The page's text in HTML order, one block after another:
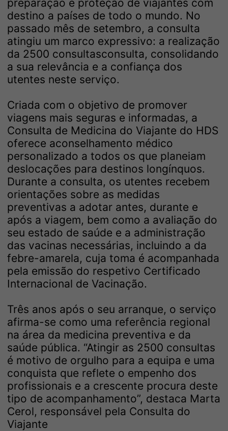
preparação e proteção de viajantes com
destino a países de todo o mundo. No
passado mês de setembro, a consulta
atingiu um marco expressivo: a realização
da 2500 consultasconsulta, consolidando
a sua relevância e a confiança dos
utentes neste serviço.
Criada com o objetivo de promover
viagens mais seguras e informadas, a
Consulta de Medicina do Viajante do HDS
oferece aconselhamento médico
personalizado a todos os que planeiam
deslocações para destinos longínquos.
Durante a consulta, os utentes recebem
orientações sobre as medidas
preventivas a adotar antes, durante e
após a viagem, bem como a avaliação do
seu estado de saúde e a administração
das vacinas necessárias, incluindo a da
febre-amarela, cuja toma é acompanhada
pela emissão do respetivo Certificado
Internacional de Vacinação.
Três anos após o seu arranque, o serviço
afirma-se como uma referência regional
na área da medicina preventiva e da
saúde pública. “Atingir as 2500 consultas
é motivo de orgulho para a equipa e uma
conquista que reflete o empenho dos
profissionais e a crescente procura deste
tipo de acompanhamento”, destaca Marta
Cerol, responsável pela Consulta do
Viajante